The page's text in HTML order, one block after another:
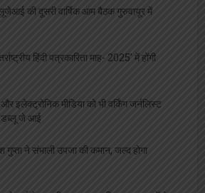
की दूसरी वार्षिक आम बैठक गुरुवायूर में
हिंदी पत्रकारिता माह- 2025′ में होंगी
इलेक्ट्रोनिक मीडिया को भी वर्किंग जर्नलिस्ट
डब्लू जे आई
गुप्ता ने संभाली उपजा की कमान, जल्द होगा